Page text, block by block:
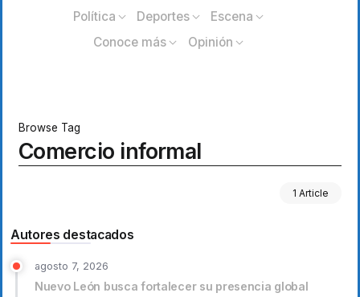
Política Deportes
Escena
Conoce más
Opinión
Browse Tag
Comercio informal
1 Article
Autores destacados
agosto 7, 2026
Nuevo León busca fortalecer su presencia global